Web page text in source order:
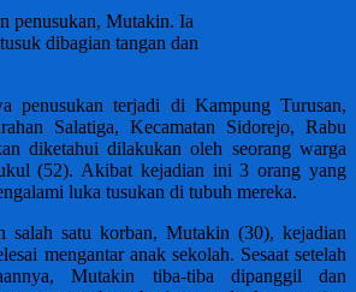
penusukan, Mutakin. Ia
dibagian tangan dan
penusukan terjadi di Kampung Turusan,
Salatiga, Kecamatan Sidorejo, Rabu
diketahui dilakukan oleh seorang warga
(52). Akibat kejadian ini 3 orang yang
luka tusukan di tubuh mereka.
salah satu korban, Mutakin (30), kejadian
mengantar anak sekolah. Sesaat setelah
Mutakin tiba-tiba dipanggil dan